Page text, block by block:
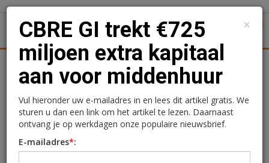
Uitgelicht Achtergronden Woningmarkt
CBRE GI trekt €725
miljoen extra kapitaal aan
voor middenhuur
×
CBRE GI trekt €725
miljoen extra kapitaal
aan voor middenhuur
Vul hieronder uw e-mailadres in en lees dit artikel gratis. We
sturen u dan een link om het artikel te lezen. Daarnaast
ontvang je op werkdagen onze populaire nieuwsbrief.
E-mailadres*: